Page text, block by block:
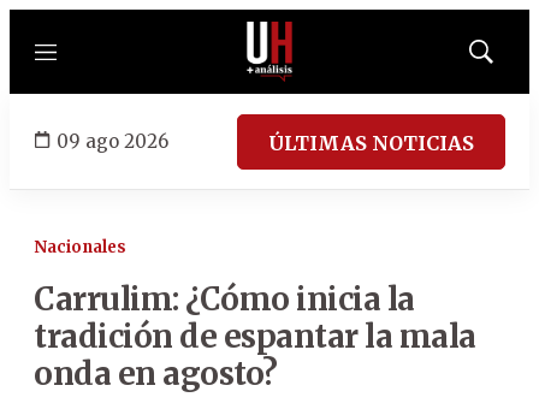
Menú
Mostrar
09 ago 2026 ÚLTIMAS NOTICIAS
Nacionales
Carrulim: ¿Cómo inicia la
tradición de espantar la mala
onda en agosto?